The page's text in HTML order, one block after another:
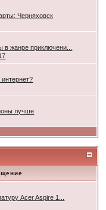
Черняховск
в жанре приключени...
интернет?
лучше
Acer Aspire 1...